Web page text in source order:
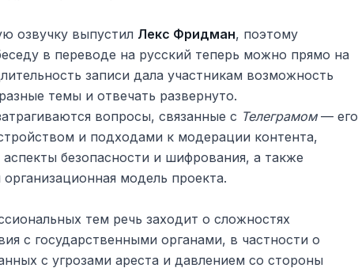
озвучку выпустил Лекс Фридман, поэтому
в переводе на русский теперь можно прямо на
записи дала участникам возможность
темы и отвечать развернуто.
вопросы, связанные с Телеграмом— его
и подходами к модерации контента,
безопасности и шифрования, а также
модель проекта.
тем речь заходит о сложностях
с государственными органами, в частности о
с угрозами ареста и давлением со стороны